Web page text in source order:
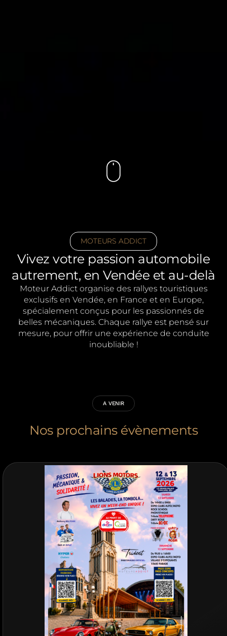
MOTEURS ADDICT
Vivez votre passion automobile
autrement, en Vendée et au-delà
Moteur Addict organise des rallyes touristiques
exclusifs en Vendée, en France et en Europe,
spécialement conçus pour les passionnés de
belles mécaniques. Chaque rallye est pensé sur
mesure, pour offrir une expérience de conduite
inoubliable !
A VENIR
Nos prochains évènements